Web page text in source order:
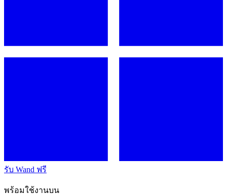
รับ Wand ฟรี
พร้อมใช้งานบน